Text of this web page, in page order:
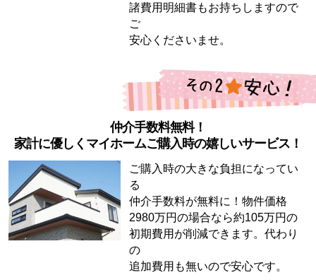
諸費用明細書もお持ちしますので
ご
安心くださいませ。
仲介手数料無料！
家計に優しくマイホームご購入時の嬉しいサービス！
ご購入時の大きな負担になってい
る
仲介手数料が無料に！物件価格
2980万円の場合なら約105万円の
初期費用が削減できます。代わり
の
追加費用も無いので安心です。